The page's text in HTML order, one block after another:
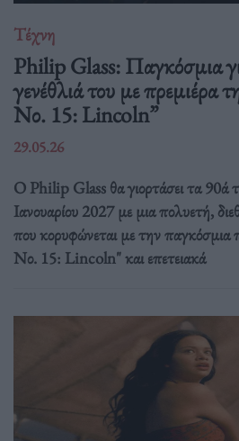
Τέχνη
Philip Glass: Παγκόσμια
γενέθλιά του με πρεμιέρα
Νο. 15: Lincoln”
29.05.26
Ο Philip Glass θα γιορτάσει τα 90ά
Ιανουαρίου 2027 με μια πολυετή,
που κορυφώνεται με την παγκόσμια
Νο. 15: Lincoln" και επετειακά